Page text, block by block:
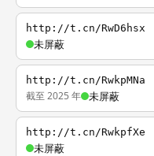
http://t.cn/RwD6hsx
未屏蔽
http://t.cn/RwkpMNa
截至 2025 年 未屏蔽
http://t.cn/RwkpfXe
未屏蔽